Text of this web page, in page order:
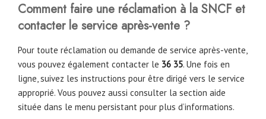
Comment faire une réclamation à la SNCF et
contacter le service après-vente ?
Pour toute réclamation ou demande de service après-vente,
vous pouvez également contacter le 36 35. Une fois en
ligne, suivez les instructions pour être dirigé vers le service
approprié. Vous pouvez aussi consulter la section aide
située dans le menu persistant pour plus d’informations.